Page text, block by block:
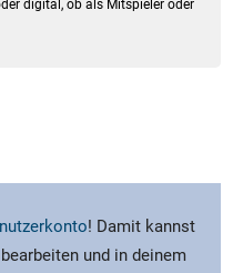
digital, ob als Mitspieler oder
! Damit kannst
und in deinem